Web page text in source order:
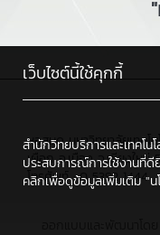
หอสมุด มหาวิทยาลัยเทคโ
เผือก อ.เมือง จ.เชียงใหม่
โทรศัพท์ : 0 5392 1444
เว็บไซต์นี้ใช้คุกกี้
สำนักวิทยบริการและเทคโน
ประสบการณ์การใช้งานที่ดี
คลิกเพื่อดูข้อมูลเพิ่มเติม "น